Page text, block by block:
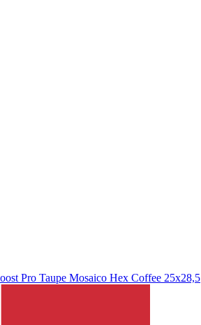
Pro Taupe Mosaico Hex Coffee 25x28,5